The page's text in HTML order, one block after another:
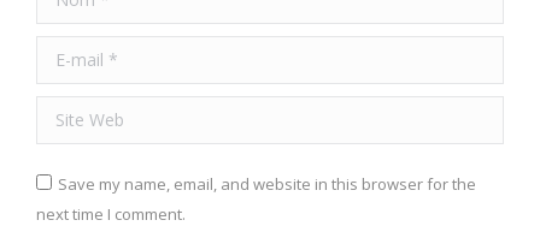
E-mail *
Site Web
Save my name, email, and website in this browser for the
next time I comment.